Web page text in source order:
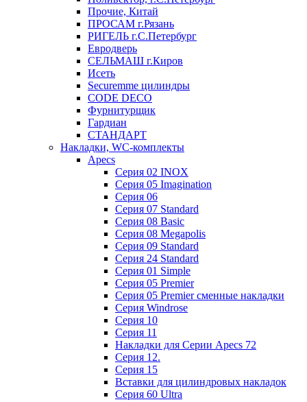
Прочие, Китай
ПРОСАМ г.Рязань
РИГЕЛЬ г.С.Петербург
Евродверь
СЕЛЬМАШ г.Киров
Исеть
Securemme цилиндры
CODE DECO
Фурнитурщик
Гардиан
СТАНДАРТ
Накладки, WC-комплекты
Apecs
Cерия 02 INOX
Cерия 05 Imagination
Cерия 06
Cерия 07 Standard
Cерия 08 Basic
Cерия 08 Megapolis
Cерия 09 Standard
Cерия 24 Standard
Серия 01 Simple
Серия 05 Premier
Серия 05 Premier сменные накладки
Cерия Windrose
Серия 10
Серия 11
Накладки для Серии Apecs 72
Серия 12.
Серия 15
Вставки для цилиндровых накладок
Серия 60 Ultra